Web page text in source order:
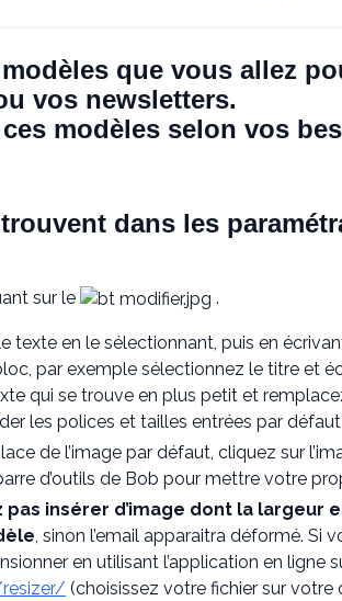
que vous allez
vos newsletters.
modèles selon vos
dans les
sur le .
texte en le sélectionnant, puis en
par exemple sélectionnez le titre et
qui se trouve en plus petit et
les polices et tailles entrées par
de l’image par défaut, cliquez sur
d’outils de Bob pour mettre votre
pas insérer d’image dont la largeur
, sinon l’email apparaitra déformé. Si
en utilisant l’application en ligne
(choisissez votre fichier sur votre